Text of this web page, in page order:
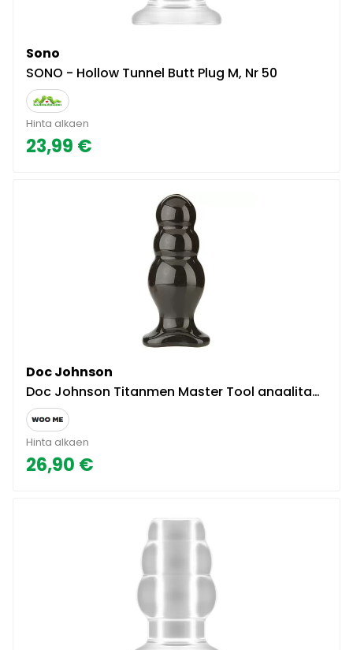
Sono
SONO - Hollow Tunnel Butt Plug M, Nr 50
Hinta alkaen
23,99 €
Doc Johnson
Doc Johnson Titanmen Master Tool anaalitappi
Hinta alkaen
26,90 €